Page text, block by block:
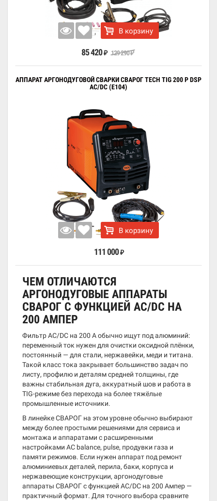
В корзину
85 420 ₽ 129 290₽
АППАРАТ АРГОНОДУГОВОЙ СВАРКИ СВАРОГ TECH TIG 200 P DSP
AC/DC (E104)
В корзину
111 000 ₽
ЧЕМ ОТЛИЧАЮТСЯ
АРГОНОДУГОВЫЕ АППАРАТЫ
СВАРОГ С ФУНКЦИЕЙ AC/DC НА
200 АМПЕР
Фильтр AC/DC на 200 А обычно ищут под алюминий:
переменный ток нужен для очистки оксидной плёнки,
постоянный — для стали, нержавейки, меди и титана.
Такой класс тока закрывает большинство задач по
листу, профилю и деталям средней толщины, где
важны стабильная дуга, аккуратный шов и работа в
TIG-режиме без перехода на более тяжёлые
промышленные источники.
В линейке СВАРОГ на этом уровне обычно выбирают
между более простыми решениями для сервиса и
монтажа и аппаратами с расширенными
настройками AC balance, pulse, продувки газа и
памяти режимов. Если нужен аппарат под ремонт
алюминиевых деталей, перила, баки, корпуса и
нержавеющие конструкции, аргонодуговые
аппараты СВАРОГ с функцией AC/DC на 200 Ампер —
практичный формат. Для точного выбора сравните